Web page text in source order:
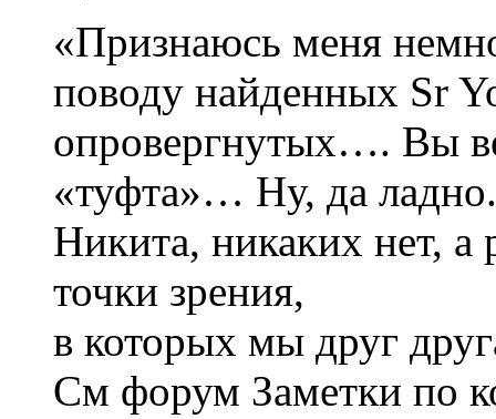
«Признаюсь меня
поводу найденных Sr
опровергнутых…. Вы
«туфта»… Ну, да
Никита, никаких нет, а
точки зрения,
в которых мы друг
См форум Заметки по